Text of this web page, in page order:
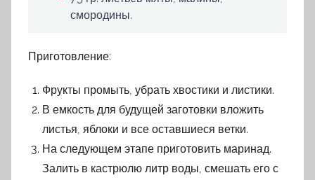
смородины.
Приготовление:
Фрукты промыть, убрать хвостики и листики.
В емкость для будущей заготовки вложить
листья, яблоки и все оставшиеся ветки.
На следующем этапе приготовить маринад.
Залить в кастрюлю литр воды, смешать его с